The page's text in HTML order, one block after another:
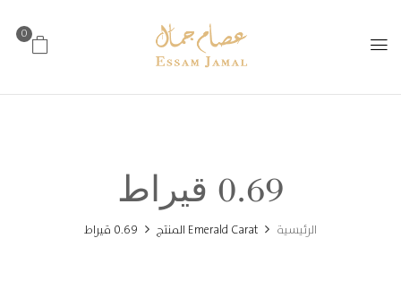
0
0.69 قيراط
الرئيسية Emerald Carat المنتج 0.69 قيراط